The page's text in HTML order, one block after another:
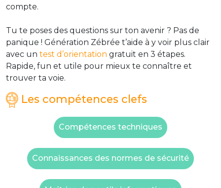
compte.
Tu te poses des questions sur ton avenir ? Pas de
panique ! Génération Zébrée t’aide à y voir plus clair
avec un test d’orientation gratuit en 3 étapes.
Rapide, fun et utile pour mieux te connaître et
trouver ta voie.
Les compétences clefs
Compétences techniques
Connaissances des normes de sécurité